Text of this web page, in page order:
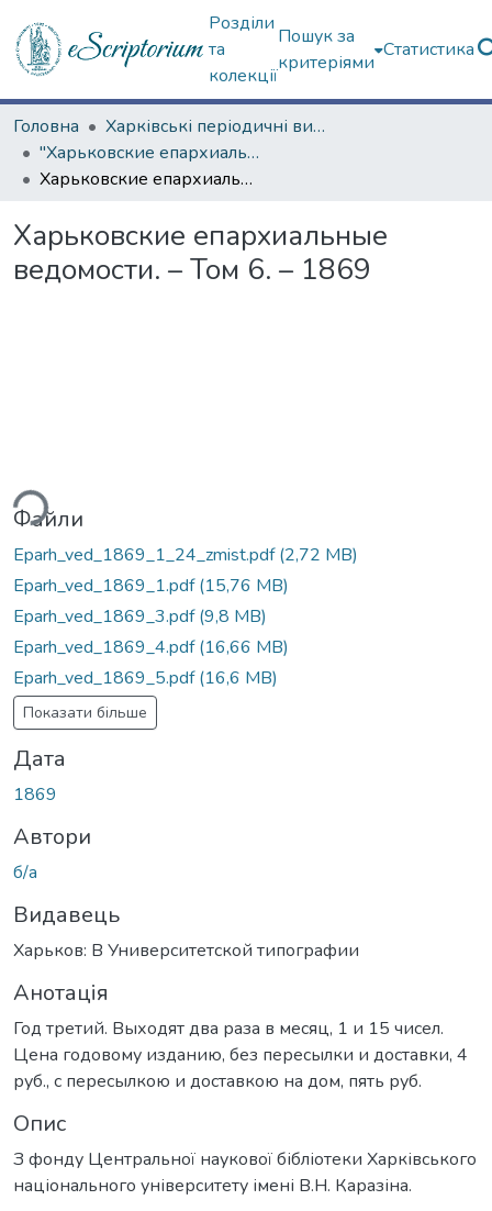
Розділи
та
колекції
Пошук за
критеріями
Статистика
Головна
Харківські періодичні видання
"Харьковские епархиальные ведомости" (1867–1883 гг.)
Харьковские епархиальные ведомости. – Том 6. – 1869
Харьковские епархиальные
ведомости. – Том 6. – 1869
Файли
Eparh_ved_1869_1_24_zmist.pdf(2,72 MB)
Eparh_ved_1869_1.pdf(15,76 MB)
Eparh_ved_1869_3.pdf(9,8 MB)
Eparh_ved_1869_4.pdf(16,66 MB)
Eparh_ved_1869_5.pdf(16,6 MB)
Показати більше
Дата
1869
Автори
б/а
Видавець
Харьков: В Университетской типографии
Анотація
Год третий. Выходят два раза в месяц, 1 и 15 чисел.
Цена годовому изданию, без пересылки и доставки, 4
руб., с пересылкою и доставкою на дом, пять руб.
Опис
З фонду Центральної наукової бібліотеки Харківського
національного університету імені В.Н. Каразіна.